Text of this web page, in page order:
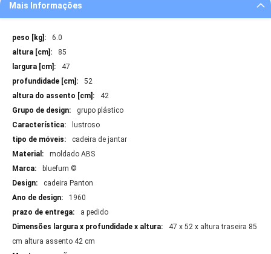
Mais Informações
Mais
Informações
6.0
85
47
52
42
grupo plástico
lustroso
cadeira de jantar
moldado ABS
bluefurn ©
cadeira Panton
1960
a pedido
47 x 52 x altura traseira 85
cm altura assento 42 cm